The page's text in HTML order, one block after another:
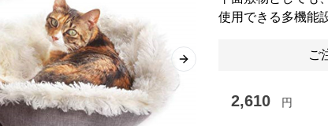
Next slide
使用できる多機能
ご
2,610 円